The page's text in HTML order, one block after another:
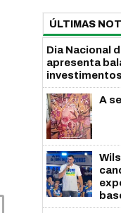
ÚLTIMAS
Dia Nacional
apresenta
A